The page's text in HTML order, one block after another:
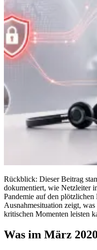
Rückblick: Dieser Beitrag
dokumentiert, wie Netzleiter
Pandemie auf den
Ausnahmesituation zeigt,
kritischen Momenten leisten
Was im März